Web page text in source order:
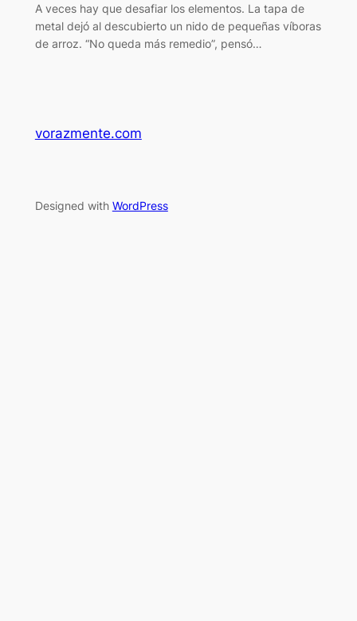
A veces hay que desafiar los elementos. La tapa de
metal dejó al descubierto un nido de pequeñas víboras
de arroz. “No queda más remedio”, pensó…
vorazmente.com
Designed with WordPress